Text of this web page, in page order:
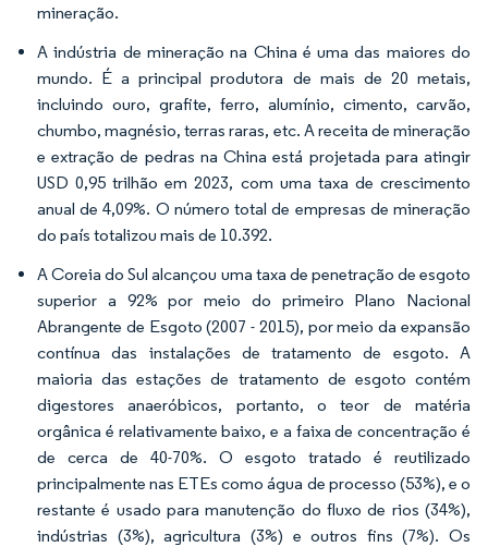
mineração.
A indústria de mineração na China é uma das maiores do
mundo. É a principal produtora de mais de 20 metais,
incluindo ouro, grafite, ferro, alumínio, cimento, carvão,
chumbo, magnésio, terras raras, etc. A receita de mineração
e extração de pedras na China está projetada para atingir
USD 0,95 trilhão em 2023, com uma taxa de crescimento
anual de 4,09%. O número total de empresas de mineração
do país totalizou mais de 10.392.
A Coreia do Sul alcançou uma taxa de penetração de esgoto
superior a 92% por meio do primeiro Plano Nacional
Abrangente de Esgoto (2007 - 2015), por meio da expansão
contínua das instalações de tratamento de esgoto. A
maioria das estações de tratamento de esgoto contém
digestores anaeróbicos, portanto, o teor de matéria
orgânica é relativamente baixo, e a faixa de concentração é
de cerca de 40-70%. O esgoto tratado é reutilizado
principalmente nas ETEs como água de processo (53%), e o
restante é usado para manutenção do fluxo de rios (34%),
indústrias (3%), agricultura (3%) e outros fins (7%). Os